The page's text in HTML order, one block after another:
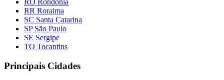
RR Roraima
SC Santa Catarina
SP São Paulo
SE Sergipe
TO Tocantins
Principais Cidades